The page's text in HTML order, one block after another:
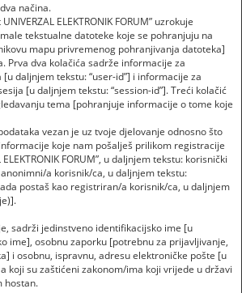
načina.
ELEKTRONIK FORUM” uzrokuje
tekstualne datoteke koje se pohranjuju na
mapu privremenog pohranjivanja datoteka]
Prva dva kolačića sadrže informacije za
daljnjem tekstu: “user-id”] i informacije za
[u daljnjem tekstu: “session-id”]. Treći kolačić
tema [pohranjuje informacije o tome koje
vezan je uz tvoje djelovanje odnosno što
koje nam pošalješ prilikom registracije
FORUM”, u daljnjem tekstu: korisnički
a korisnik/ca, u daljnjem tekstu:
postaš kao registriran/a korisnik/ca, u daljnjem
sadrži jedinstveno identifikacijsko ime [u
ime], osobnu zaporku [potrebnu za prijavljivanje,
i osobnu, ispravnu, adresu elektroničke pošte [u
koji su zaštićeni zakonom/ima koji vrijede u državi
hostan.